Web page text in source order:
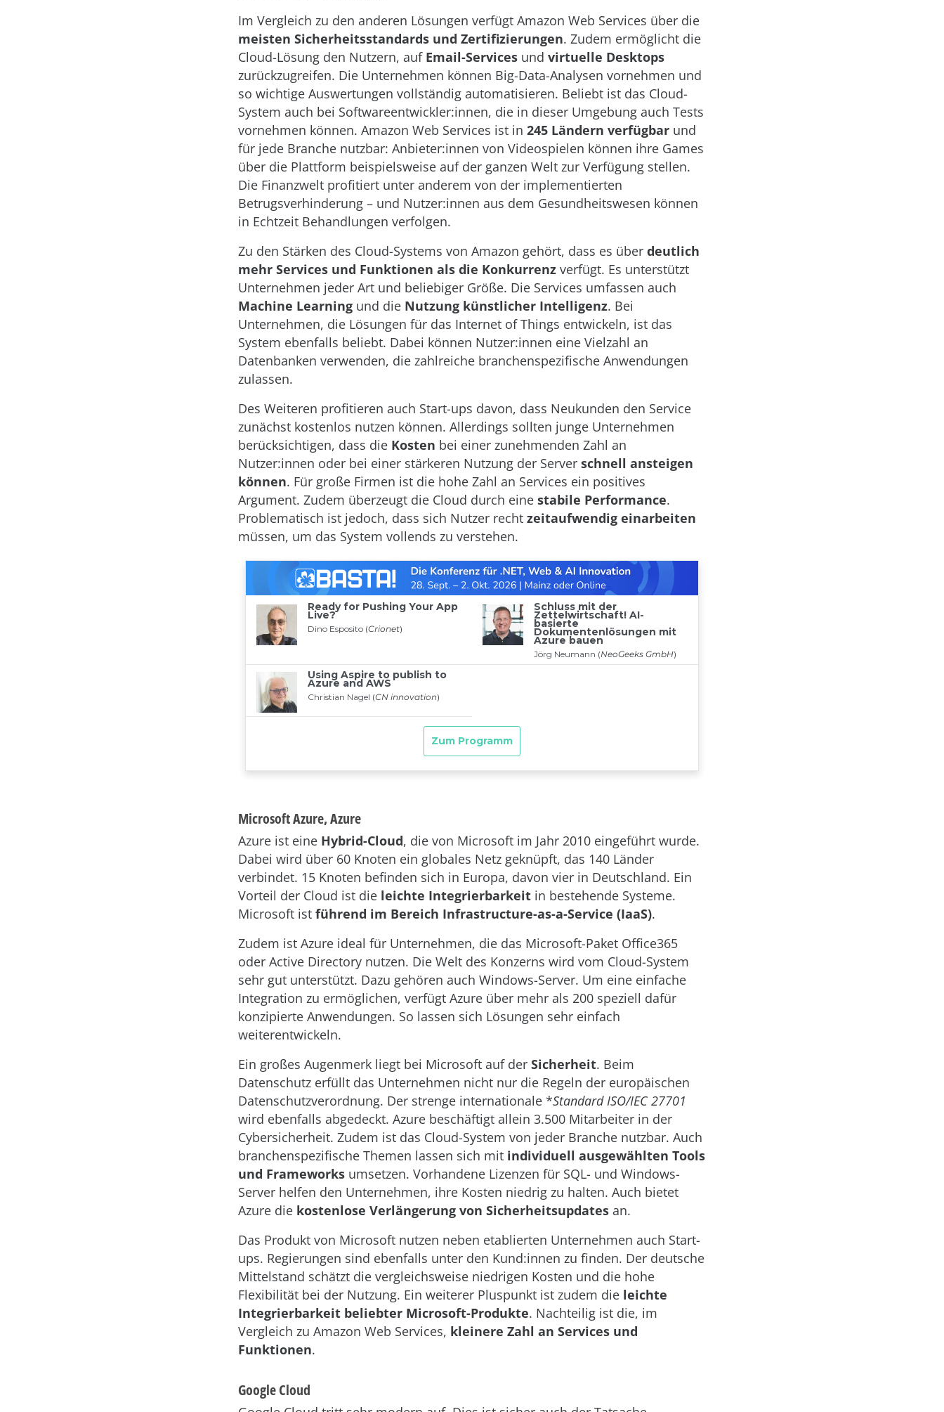
Im Vergleich zu den anderen Lösungen verfügt Amazon Web Services über die
meisten Sicherheitsstandards und Zertifizierungen. Zudem ermöglicht die
Cloud-Lösung den Nutzern, auf Email-Services und virtuelle Desktops
zurückzugreifen. Die Unternehmen können Big-Data-Analysen vornehmen und
so wichtige Auswertungen vollständig automatisieren. Beliebt ist das Cloud-
System auch bei Softwareentwickler:innen, die in dieser Umgebung auch Tests
vornehmen können. Amazon Web Services ist in 245 Ländern verfügbar und
für jede Branche nutzbar: Anbieter:innen von Videospielen können ihre Games
über die Plattform beispielsweise auf der ganzen Welt zur Verfügung stellen.
Die Finanzwelt profitiert unter anderem von der implementierten
Betrugsverhinderung – und Nutzer:innen aus dem Gesundheitswesen können
in Echtzeit Behandlungen verfolgen.
Zu den Stärken des Cloud-Systems von Amazon gehört, dass es über deutlich
mehr Services und Funktionen als die Konkurrenz verfügt. Es unterstützt
Unternehmen jeder Art und beliebiger Größe. Die Services umfassen auch
Machine Learning und die Nutzung künstlicher Intelligenz. Bei
Unternehmen, die Lösungen für das Internet of Things entwickeln, ist das
System ebenfalls beliebt. Dabei können Nutzer:innen eine Vielzahl an
Datenbanken verwenden, die zahlreiche branchenspezifische Anwendungen
zulassen.
Des Weiteren profitieren auch Start-ups davon, dass Neukunden den Service
zunächst kostenlos nutzen können. Allerdings sollten junge Unternehmen
berücksichtigen, dass die Kosten bei einer zunehmenden Zahl an
Nutzer:innen oder bei einer stärkeren Nutzung der Server schnell ansteigen
können. Für große Firmen ist die hohe Zahl an Services ein positives
Argument. Zudem überzeugt die Cloud durch eine stabile Performance.
Problematisch ist jedoch, dass sich Nutzer recht zeitaufwendig einarbeiten
müssen, um das System vollends zu verstehen.
Microsoft Azure, Azure
Azure ist eine Hybrid-Cloud, die von Microsoft im Jahr 2010 eingeführt wurde.
Dabei wird über 60 Knoten ein globales Netz geknüpft, das 140 Länder
verbindet. 15 Knoten befinden sich in Europa, davon vier in Deutschland. Ein
Vorteil der Cloud ist die leichte Integrierbarkeit in bestehende Systeme.
Microsoft ist führend im Bereich Infrastructure-as-a-Service (IaaS).
Zudem ist Azure ideal für Unternehmen, die das Microsoft-Paket Office365
oder Active Directory nutzen. Die Welt des Konzerns wird vom Cloud-System
sehr gut unterstützt. Dazu gehören auch Windows-Server. Um eine einfache
Integration zu ermöglichen, verfügt Azure über mehr als 200 speziell dafür
konzipierte Anwendungen. So lassen sich Lösungen sehr einfach
weiterentwickeln.
Ein großes Augenmerk liegt bei Microsoft auf der Sicherheit. Beim
Datenschutz erfüllt das Unternehmen nicht nur die Regeln der europäischen
Datenschutzverordnung. Der strenge internationale *Standard ISO/IEC 27701
wird ebenfalls abgedeckt. Azure beschäftigt allein 3.500 Mitarbeiter in der
Cybersicherheit. Zudem ist das Cloud-System von jeder Branche nutzbar. Auch
branchenspezifische Themen lassen sich mit individuell ausgewählten Tools
und Frameworks umsetzen. Vorhandene Lizenzen für SQL- und Windows-
Server helfen den Unternehmen, ihre Kosten niedrig zu halten. Auch bietet
Azure die kostenlose Verlängerung von Sicherheitsupdates an.
Das Produkt von Microsoft nutzen neben etablierten Unternehmen auch Start-
ups. Regierungen sind ebenfalls unter den Kund:innen zu finden. Der deutsche
Mittelstand schätzt die vergleichsweise niedrigen Kosten und die hohe
Flexibilität bei der Nutzung. Ein weiterer Pluspunkt ist zudem die leichte
Integrierbarkeit beliebter Microsoft-Produkte. Nachteilig ist die, im
Vergleich zu Amazon Web Services, kleinere Zahl an Services und
Funktionen.
Google Cloud